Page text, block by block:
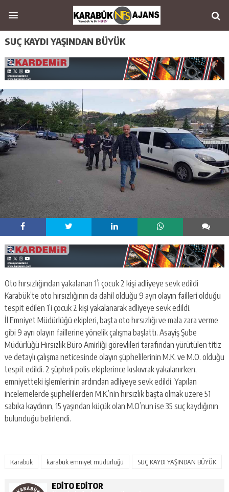
SUÇ KAYDI YAŞINDAN BÜYÜK
Oto hırsızlığından yakalanan 1’i çocuk 2 kişi adliyeye sevk edildi
Karabük’te oto hırsızlığının da dahil olduğu 9 ayrı olayın failleri olduğu
tespit edilen 1’i çocuk 2 kişi yakalanarak adliyeye sevk edildi.
İl Emniyet Müdürlüğü ekipleri, başta oto hırsızlığı ve mala zara verme
gibi 9 ayrı olayın faillerine yönelik çalışma başlattı. Asayiş Şube
Müdürlüğü Hırsızlık Büro Amirliği görevlileri tarafından yürütülen titiz
ve detaylı çalışma neticesinde olayın şüphelilerinin M.K. ve M.O. olduğu
tespit edildi. 2 şüpheli polis ekiplerince kıskıvrak yakalanırken,
emniyetteki işlemlerinin ardından adliyeye sevk edildi. Yapılan
incelemelerde şüphelilerden M.K.’nin hırsızlık başta olmak üzere 51
sabıka kaydının, 15 yaşından küçük olan M.O’nun ise 35 suç kaydığının
bulunduğu belirlendi.
Karabük karabük emniyet müdürlüğü SUÇ KAYDI YAŞINDAN BÜYÜK
EDITO EDITOR